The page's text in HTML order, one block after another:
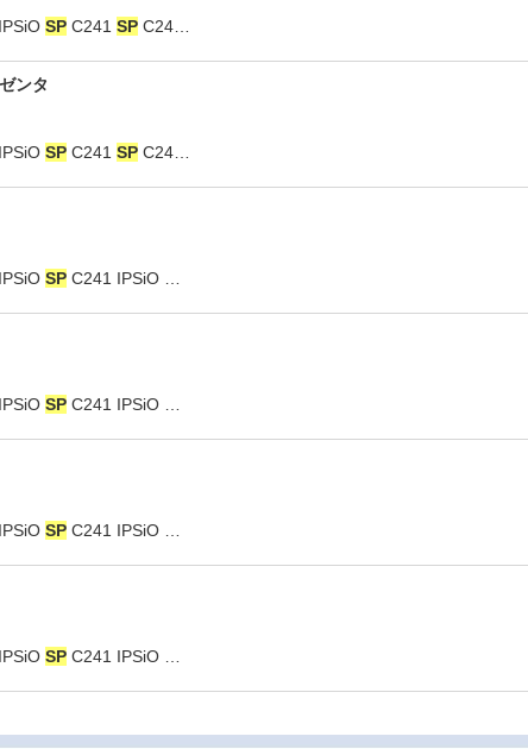
SP C241 SP C24…
ンタ
SP C241 SP C24…
SP C241 IPSiO …
SP C241 IPSiO …
SP C241 IPSiO …
SP C241 IPSiO …